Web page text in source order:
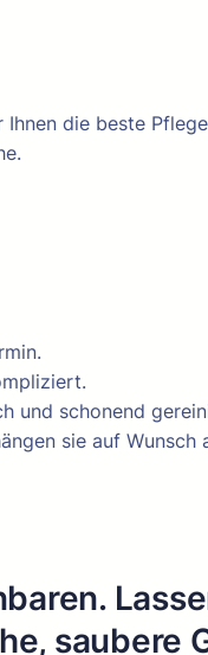
die beste
und schonend
sie auf Wunsch
saubere